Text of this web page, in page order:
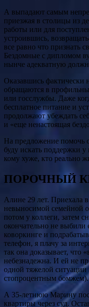
А выпадают самым
приезжая в столицы из
работы или для
устроившись,
все равно что признать
Бездомные с дипломом
нынче адекватную
Оказавшись фактически
обращаются в
или госслужбы. Даже
бесплатное питание и
продолжают убеждать
и «еще ненастоящая
На предложение помочь
буду искать поддержки у
кому хуже, кто реально
ПОРОЧНЫЙ
Алине 29 лет. Приехала в
невыносимой семейной
потом у коллеги, затем
окончательно не выбили
коворкинге и
телефон, я плачу за
так она доказывает, что
небезнадежна. И ей не
одной тяжелой ситуации
стопроцентным бомжем).
А 35-летнюю Марину
квартиры через суд.